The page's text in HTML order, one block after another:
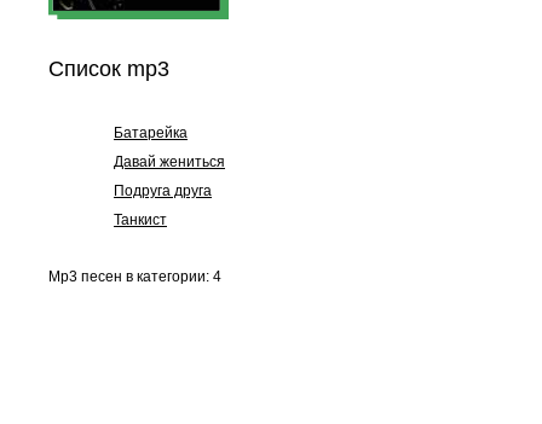
Список mp3
Батарейка
Давай жениться
Подруга друга
Танкист
Mp3 песен в категории: 4